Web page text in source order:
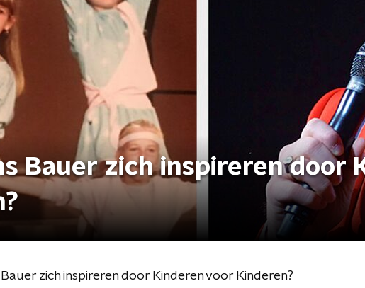
Bauer zich inspireren door
zich inspireren door Kinderen voor Kinderen?